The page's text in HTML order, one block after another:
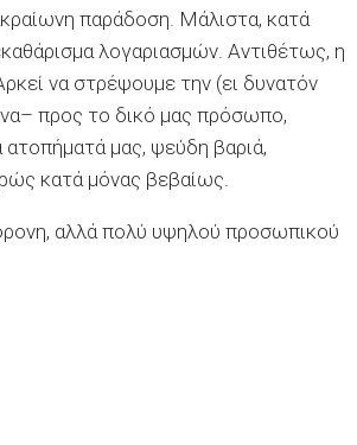
παράδοση. Μάλιστα, κατά
λογαριασμών. Αντιθέτως, η
να στρέψουμε την (ει δυνατόν
προς το δικό μας πρόσωπο,
μας, ψεύδη βαριά,
κατά μόνας βεβαίως.
αλλά πολύ υψηλού προσωπικού